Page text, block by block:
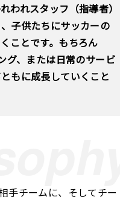
われスタッフ（指導者）
子供たちにサッカーの
ことです。もちろん
グ、または日常のサービ
もに成長していくこと
手チームに、そしてチー